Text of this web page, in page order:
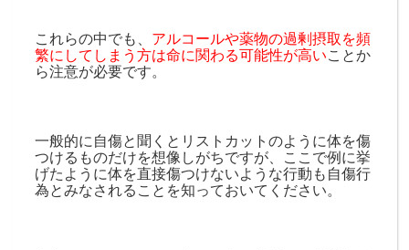
これらの中でも、 アルコールや薬物の過剰摂取を頻
繁にしてしまう方は命に関わる可能性が高いことか
ら注意が必要です。
一般的に自傷と聞くとリストカットのように体を傷
つけるものだけを想像しがちですが、ここで例に挙
げたように体を直接傷つけないような行動も自傷行
為とみなされることを知っておいてください。